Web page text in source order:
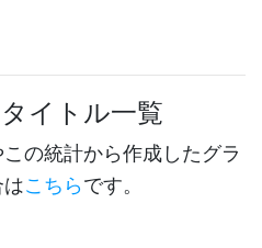
イトル一覧
の統計から作成したグラ
こちらです。